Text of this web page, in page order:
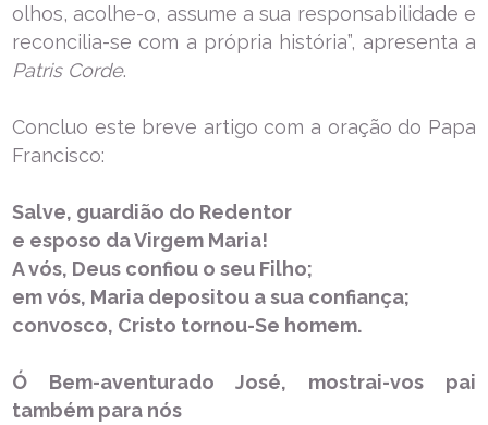
olhos, acolhe-o, assume a sua responsabilidade e
reconcilia-se com a própria história”, apresenta a
Patris Corde.
Concluo este breve artigo com a oração do Papa
Francisco:
Salve, guardião do Redentor
e esposo da Virgem Maria!
A vós, Deus confiou o seu Filho;
em vós, Maria depositou a sua confiança;
convosco, Cristo tornou-Se homem.
Ó Bem-aventurado José, mostrai-vos pai
também para nós